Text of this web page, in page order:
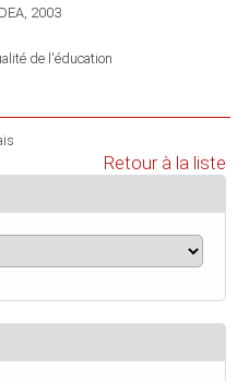
2003
de l'éducation
Retour à la liste